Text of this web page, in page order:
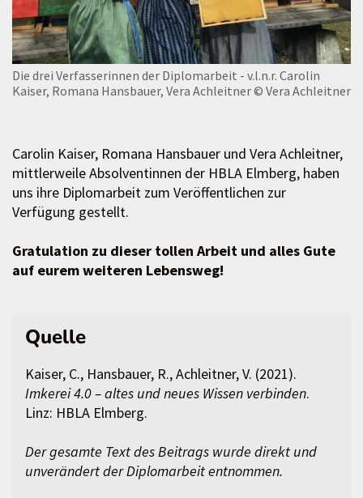
Die drei Verfasserinnen der Diplomarbeit - v.l.n.r. Carolin
Kaiser, Romana Hansbauer, Vera Achleitner© Vera Achleitner
Carolin Kaiser, Romana Hansbauer und Vera Achleitner,
mittlerweile Absolventinnen der HBLA Elmberg, haben
uns ihre Diplomarbeit zum Veröffentlichen zur
Verfügung gestellt.
Gratulation zu dieser tollen Arbeit und alles Gute
auf eurem weiteren Lebensweg!
Quelle
Kaiser, C., Hansbauer, R., Achleitner, V. (2021).
Imkerei 4.0 – altes und neues Wissen verbinden.
Linz: HBLA Elmberg.
Der gesamte Text des Beitrags wurde direkt und
unverändert der Diplomarbeit entnommen.